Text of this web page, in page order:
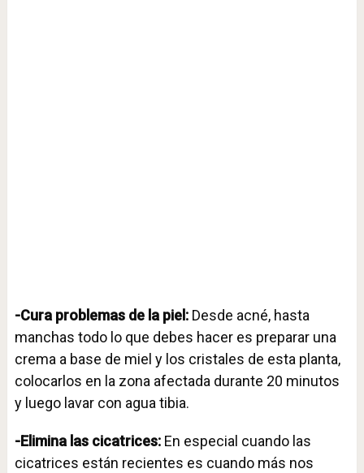
-Cura problemas de la piel: Desde acné, hasta
manchas todo lo que debes hacer es preparar una
crema a base de miel y los cristales de esta planta,
colocarlos en la zona afectada durante 20 minutos
y luego lavar con agua tibia.
-Elimina las cicatrices: En especial cuando las
cicatrices están recientes es cuando más nos